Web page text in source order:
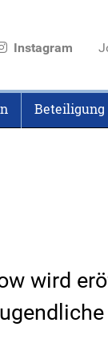
Beteiligung
Instagram
wird